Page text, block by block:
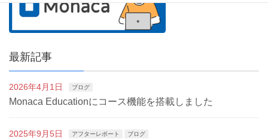
最新記事
2026年4月1日 ブログ
Monaca Educationにコース機能を搭載しました
2025年9月5日 アフターレポート ブログ